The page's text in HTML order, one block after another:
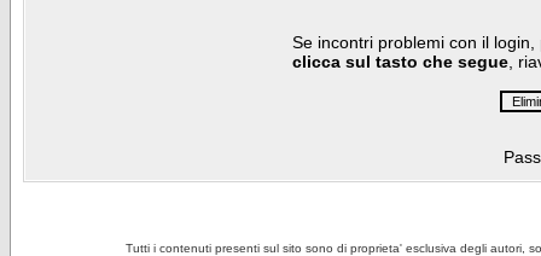
Se incontri problemi con il
clicca sul tasto che segue ,
Tutti i contenuti presenti sul sito sono di proprieta' esclusiva degli autori,